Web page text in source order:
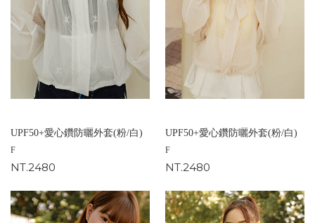
UPF50+愛心鑽防曬外套(粉/白)
F
NT.2480
UPF50+愛心鑽防曬外套(粉/白)
F
NT.2480